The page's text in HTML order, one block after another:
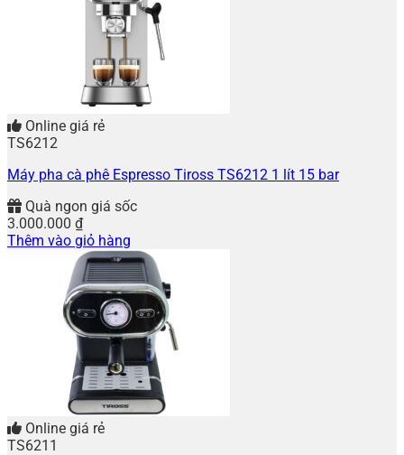
Online giá rẻ
TS6212
Máy pha cà phê Espresso Tiross TS6212 1 lít 15 bar
Quà ngon giá sốc
3.000.000 ₫
Thêm vào giỏ hàng
Online giá rẻ
TS6211